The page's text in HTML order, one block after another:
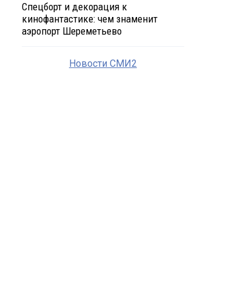
Спецборт и декорация к
кинофантастике: чем знаменит
аэропорт Шереметьево
Новости СМИ2